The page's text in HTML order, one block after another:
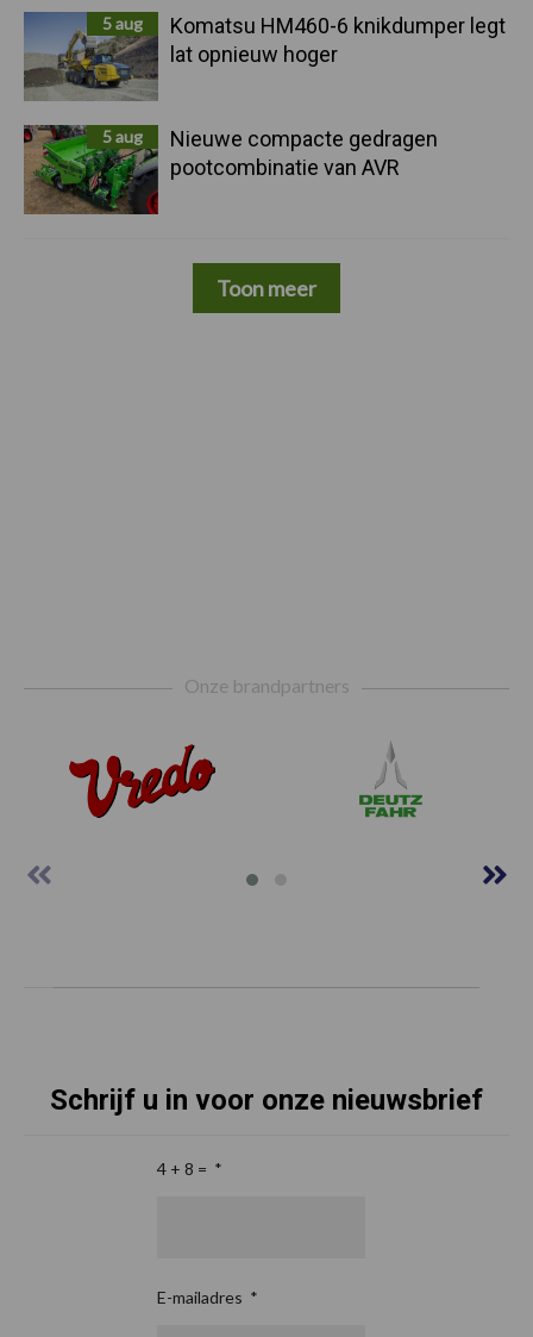
5 aug
Komatsu HM460-6 knikdumper legt
lat opnieuw hoger
5 aug
Nieuwe compacte gedragen
pootcombinatie van AVR
Toon meer
Onze brandpartners
Schrijf u in voor onze nieuwsbrief
4 + 8 = *
E-mailadres *